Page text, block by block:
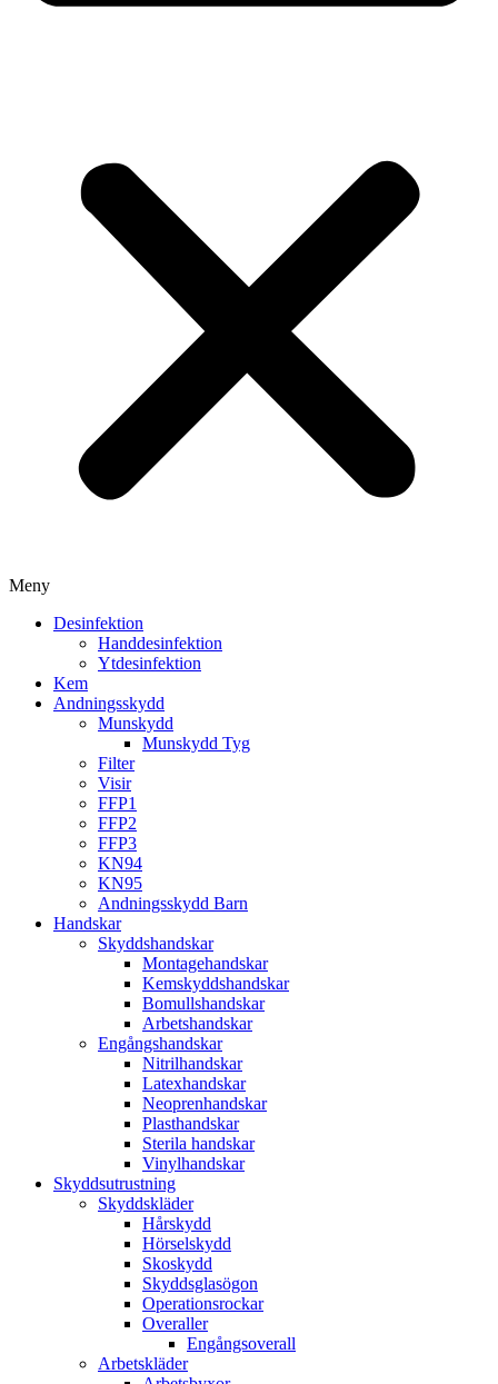
Meny
Desinfektion
Handdesinfektion
Ytdesinfektion
Kem
Andningsskydd
Munskydd
Munskydd Tyg
Filter
Visir
FFP1
FFP2
FFP3
KN94
KN95
Andningsskydd Barn
Handskar
Skyddshandskar
Montagehandskar
Kemskyddshandskar
Bomullshandskar
Arbetshandskar
Engångshandskar
Nitrilhandskar
Latexhandskar
Neoprenhandskar
Plasthandskar
Sterila handskar
Vinylhandskar
Skyddsutrustning
Skyddskläder
Hårskydd
Hörselskydd
Skoskydd
Skyddsglasögon
Operationsrockar
Overaller
Engångsoverall
Arbetskläder